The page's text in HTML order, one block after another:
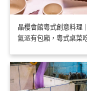
晶櫻會館粵式創意料理
氣派有包廂，粵式桌菜